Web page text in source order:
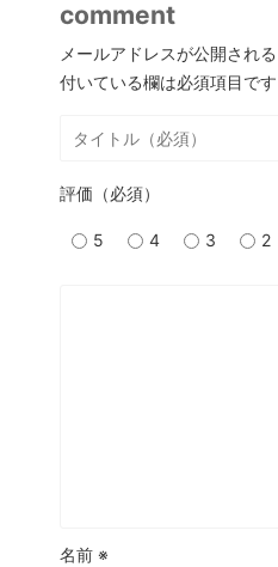
comment
メールアドレスが公開され
付いている欄は必須項目です
評価（必須）
5 4 3 2
名前 ※